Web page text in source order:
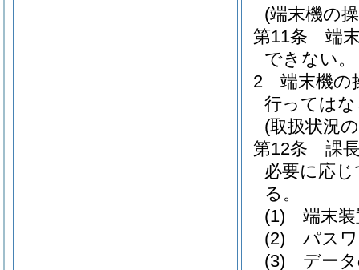
(端末機の
第11条
端
できない。
2
端末機の
行っては
(取扱状況
第12条
課
必要に応
る。
(1)
端末
(2)
パス
(3)
デー